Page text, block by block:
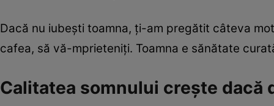
Dacă nu iubeşti toamna, ţi-am pregătit câteva
cafea, să vă-mprieteniţi. Toamna e sănătate
Calitatea somnului creşte dacă